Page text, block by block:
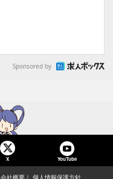
Sponsored by
X YouTube